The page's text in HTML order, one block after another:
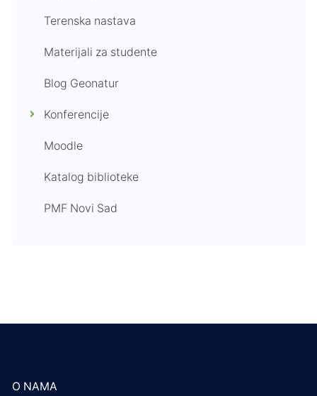
Terenska nastava
Materijali za studente
Blog Geonatur
Konferencije
Moodle
Katalog biblioteke
PMF Novi Sad
O NAMA